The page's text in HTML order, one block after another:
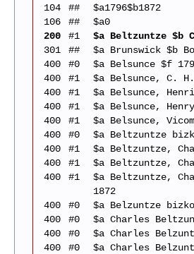
104
##
$a1796$b1872
106
##
$a0
200
#1
$a Beltzuntze $b
301
##
$a Brunswick $b
400
#0
$a Belsunce $f
400
#1
$a Belsunce, C.
400
#1
$a Belsunce,
400
#1
$a Belsunce,
400
#1
$a Belsunce,
400
#0
$a Beltzuntze
400
#1
$a Beltzuntze,
400
#1
$a Beltzuntze,
400
#1
$a Beltzuntze,
1872
400
#0
$a Belzuntze
400
#0
$a Charles
400
#0
$a Charles
400
#0
$a Charles